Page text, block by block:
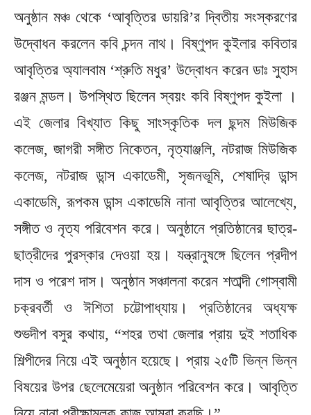
অনুষ্ঠান মঞ্চ থেকে ‘আবৃত্তির ডায়রি’র দ্বিতীয় সংস্করণের
উদ্বোধন করলেন কবি চন্দন নাথ। বিষ্ণুপদ কুইলার কবিতার
আবৃত্তির অ্যালবাম ‘শ্রুতি মধুর’ উদ্বোধন করেন ডাঃ সুহাস
রঞ্জন মন্ডল। উপস্থিত ছিলেন স্বয়ং কবি বিষ্ণুপদ কুইলা ।
এই জেলার বিখ্যাত কিছু সাংস্কৃতিক দল ছন্দম মিউজিক
কলেজ, জাগরী সঙ্গীত নিকেতন, নৃত্যাঞ্জলি, নটরাজ মিউজিক
কলেজ, নটরাজ ডান্স একাডেমী, সৃজনভূমি, শেষাদ্রি ডান্স
একাডেমি, রূপকম ডান্স একাডেমি নানা আবৃত্তির আলেখ্যে,
সঙ্গীত ও নৃত্য পরিবেশন করে। অনুষ্ঠানে প্রতিষ্ঠানের ছাত্র-
ছাত্রীদের পুরস্কার দেওয়া হয়। যন্ত্রানুষঙ্গে ছিলেন প্রদীপ
দাস ও পরেশ দাস। অনুষ্ঠান সঞ্চালনা করেন শতাব্দী গোস্বামী
চক্রবর্তী ও ঈশিতা চট্টোপাধ্যায়। প্রতিষ্ঠানের অধ্যক্ষ
শুভদীপ বসুর কথায়, “শহর তথা জেলার প্রায় দুই শতাধিক
শিল্পীদের নিয়ে এই অনুষ্ঠান হয়েছে। প্রায় ২৫টি ভিন্ন ভিন্ন
বিষয়ের উপর ছেলেমেয়েরা অনুষ্ঠান পরিবেশন করে। আবৃত্তি